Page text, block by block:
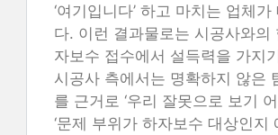
‘여기입니다’ 하고 마치는 업체가
다. 이런 결과물로는 시공사와의
자보수 접수에서 설득력을 가지
시공사 측에서는 명확하지 않은
를 근거로 ‘우리 잘못으로 보기
‘문제 부위가 하자보수 대상인지